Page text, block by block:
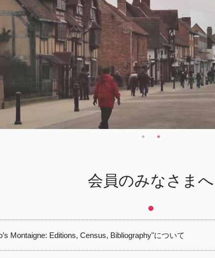
会員のみなさまへ
Montaigne: Editions, Census, Bibliography"について